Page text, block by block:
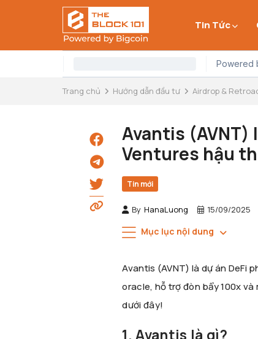
Tin Tức
Trang chủ Hướng dẫn đầu tư Airdrop &
Avantis (AVNT)
Ventures hậu
Tin mới
By HanaLuong 15/09/2025
Mục lục nội dung
Avantis (AVNT) là dự án DeFi
oracle, hỗ trợ đòn bẩy 100x
dưới đây!
1. Avantis là gì?